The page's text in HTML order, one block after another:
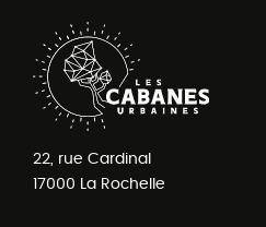
22, rue Cardinal
17000 La Rochelle